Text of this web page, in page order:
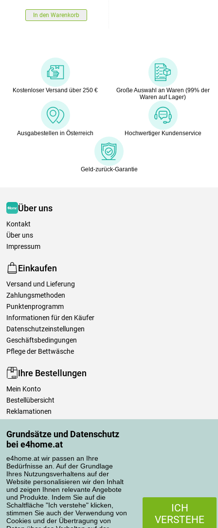
Grundsätze und Datenschutz
bei e4home.at
e4home.at wir passen an Ihre
Bedürfnisse an. Auf der Grundlage
Ihres Nutzungsverhaltens auf der
Website personalisieren wir den Inhalt
und zeigen Ihnen relevante Angebote
und Produkte. Indem Sie auf die
Schaltfläche "Ich verstehe" klicken,
stimmen Sie auch der Verwendung von
Cookies und der Übertragung von
ICH
VERSTEHE
In den Warenkorb
Kostenloser Versand über 250 €
Große Auswahl an Waren (99% der
Waren auf Lager)
Ausgabestellen in Österreich Hochwertiger Kundenservice
Geld-zurück-Garantie
Über uns
Kontakt
Über uns
Impressum
Einkaufen
Versand und Lieferung
Zahlungsmethoden
Punktenprogramm
Informationen für den Käufer
Datenschutzeinstellungen
Geschäftsbedingungen
Pflege der Bettwäsche
Ihre Bestellungen
Mein Konto
Bestellübersicht
Reklamationen
Einfach mehr wissen
Richtlinien zur Verarbeitung von Bewertungen
Transportarten
Zahlungsmethoden